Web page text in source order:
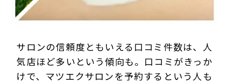
プライバシーポリシー
サロンの信頼度ともいえる口コミ件数は、人
気店ほど多いという傾向も。口コミがきっか
けで、マツエクサロンを予約するという人も